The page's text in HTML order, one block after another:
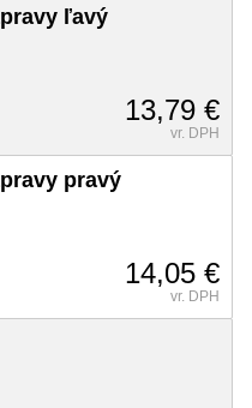
ľavý
13,79 €
vr. DPH
pravý
14,05 €
vr. DPH